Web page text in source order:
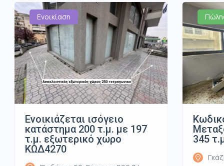
Ενοικίαση
Ενοικιάζεται ισόγειο
κατάστημα 200 τ.μ. με 197
τ.μ. εξωτερικό χώρο
ΚΩΔ4270
345